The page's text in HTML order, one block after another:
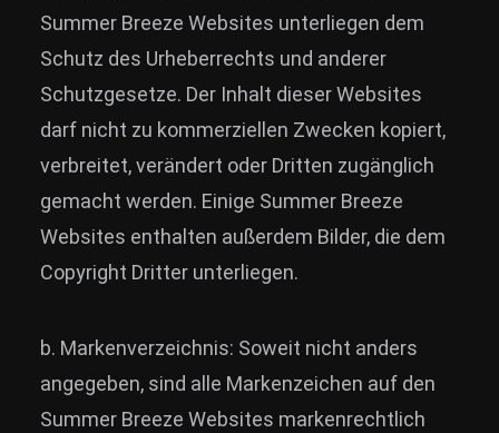
Media
ZUM SHOP
Kontakt
BARRIEREFREIHEIT
ONLINE
Rückblicke
Galerien
Summer Breeze Websites unterliegen dem
Schutz des Urheberrechts und anderer
Schutzgesetze. Der Inhalt dieser Websites
darf nicht zu kommerziellen Zwecken kopiert,
verbreitet, verändert oder Dritten zugänglich
gemacht werden. Einige Summer Breeze
Websites enthalten außerdem Bilder, die dem
Copyright Dritter unterliegen.
b. Markenverzeichnis: Soweit nicht anders
angegeben, sind alle Markenzeichen auf den
Summer Breeze Websites markenrechtlich